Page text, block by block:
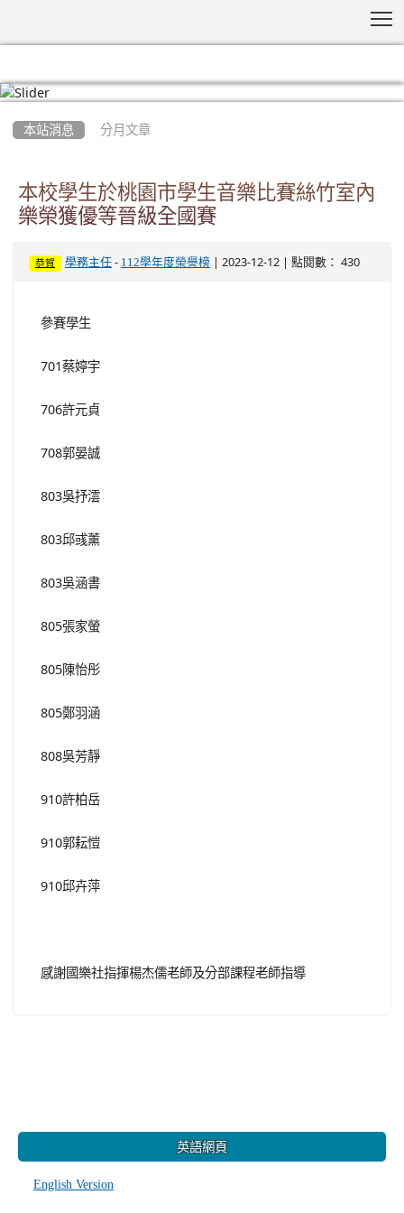
本站消息 分月文章
本校學生於桃園市學生音樂比賽絲竹室內
樂榮獲優等晉級全國賽
恭賀 學務主任 - 112學年度榮譽榜 | 2023-12-12 | 點閱數： 430
參賽學生
701蔡婷宇
706許元貞
708郭晏誠
803吳抒澐
803邱彧薰
803吳涵書
805張家螢
805陳怡彤
805鄭羽涵
808吳芳靜
910許柏岳
910郭耘愷
910邱卉萍
感謝國樂社指揮楊杰儒老師及分部課程老師指導
英語網頁
English Version